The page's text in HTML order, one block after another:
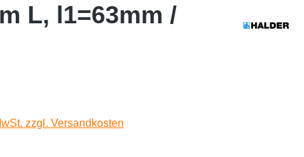
L, l1=63mm /
zzgl. Versandkosten